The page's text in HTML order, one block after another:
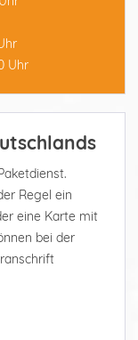
Uhr
Regel ein
eine Karte mit
bei der